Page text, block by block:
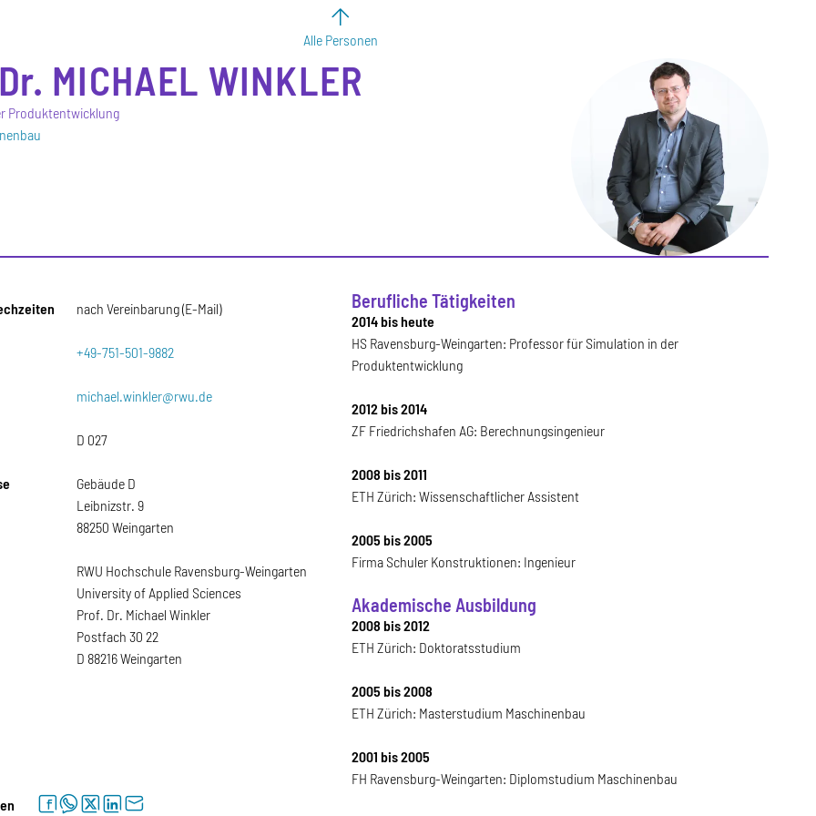
Alle Personen
MICHAEL WINKLER
Produktentwicklung
nach Vereinbarung (E-Mail)
+49-751-501-9882
michael.winkler@rwu.de
D 027
Gebäude D
Leibnizstr. 9
88250 Weingarten
RWU Hochschule Ravensburg-Weingarten
University of Applied Sciences
Prof. Dr. Michael Winkler
Postfach 30 22
D 88216 Weingarten
Berufliche Tätigkeiten
2014 bis heute
HS Ravensburg-Weingarten: Professor für Simulation in der
Produktentwicklung
2012 bis 2014
ZF Friedrichshafen AG: Berechnungsingenieur
2008 bis 2011
ETH Zürich: Wissenschaftlicher Assistent
2005 bis 2005
Firma Schuler Konstruktionen: Ingenieur
Akademische Ausbildung
2008 bis 2012
ETH Zürich: Doktoratsstudium
2005 bis 2008
ETH Zürich: Masterstudium Maschinenbau
2001 bis 2005
FH Ravensburg-Weingarten: Diplomstudium Maschinenbau
facebookwhatsapptwitterlinkedinletter